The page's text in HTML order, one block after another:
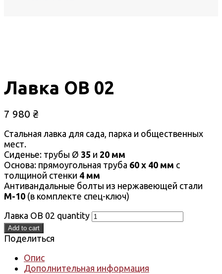
Лавка ОВ 02
7 980 ₴
Стальная лавка для сада, парка и общественных
мест.
Сиденье: трубы Ø 35 и 20 мм
Основа: прямоугольная труба 60 х 40 мм с
толщиной стенки 4 мм
Антивандальные болты из нержавеющей стали
М-10 (в комплекте спец-ключ)
Лавка ОВ 02 quantity
Add to cart
Поделиться
Опис
Дополнительная информация